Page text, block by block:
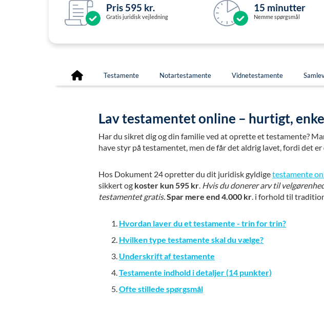
Pris 595 kr.
Gratis juridisk vejledning
15 minutter
Nemme spørgsmål
Testamente Notartestamente Vidnetestamente
Lav testamentet online – hurtigt,
Har du sikret dig og din familie ved at oprette et testamente?
have styr på testamentet, men de får det aldrig lavet, fordi det
Hos Dokument 24 opretter du dit juridisk gyldigetestamente
sikkert og koster kun 595 kr. Hvis du donerer arv til
testamentet gratis.Spar mere end 4.000 kr. i forhold til
Hvordan laver du et testamente - trin for trin?
Hvilken type testamente skal du vælge?
Underskrift af testamente
Testamente indhold i detaljer (14 punkter)
Ofte stillede spørgsmål